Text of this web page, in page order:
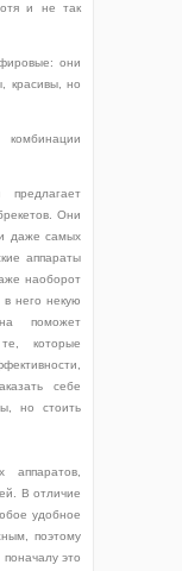
и не так
они
красивы, но
Они
даже самых
аппараты
наоборот
в него некую
поможет
которые
себе
но стоить
аппаратов,
В отличие
удобное
поэтому
это